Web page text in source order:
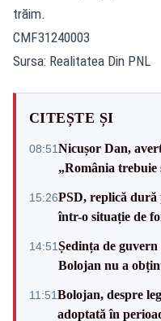
trăim.
CMF31240003
Sursa: Realitatea Din PNL
CITEȘTE ȘI
08:51Nicușor Dan,
„România trebuie
15:26PSD, replică dură
într-o situație de
14:51Ședința de
Bolojan nu a
11:51Bolojan, despre
adoptată în